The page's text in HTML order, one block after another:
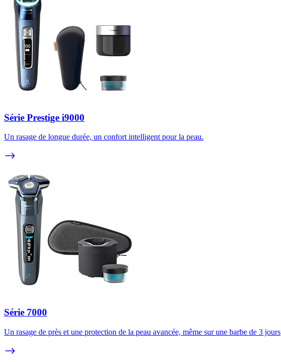
Série Prestige i9000
Un rasage de longue durée, un confort intelligent pour la peau.
Série 7000
Un rasage de près et une protection de la peau avancée, même sur une barbe de 3 jours